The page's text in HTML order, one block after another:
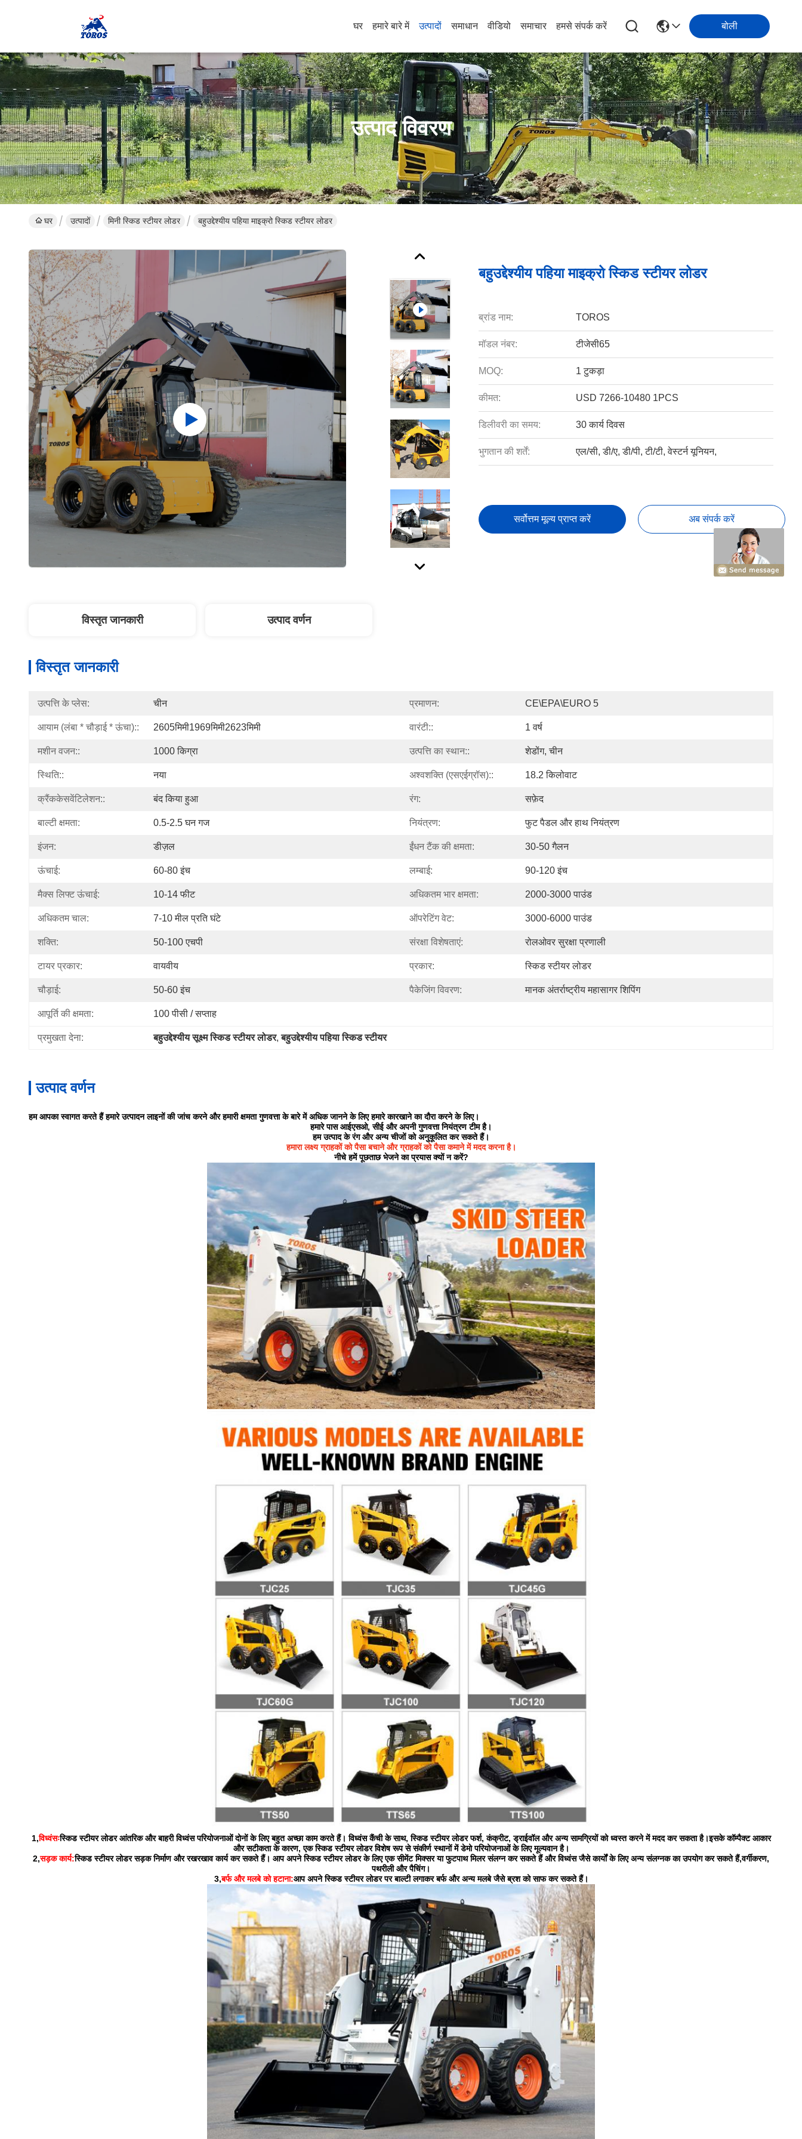
घर हमारे बारे में उत्पादों समाधान वीडियो समाचार हमसे संपर्क करें बोली
उत्पाद विवरण
घर उत्पादों मिनी स्किड स्टीयर लोडर बहुउद्देश्यीय पहिया माइक्रो स्किड स्टीयर लोडर
बहुउद्देश्यीय पहिया माइक्रो स्किड स्टीयर लोडर
ब्रांड नाम: TOROS
मॉडल नंबर: टीजेसी65
MOQ: 1 टुकड़ा
कीमत: USD 7266-10480 1PCS
डिलीवरी का समय: 30 कार्य दिवस
भुगतान की शर्तें: एल/सी, डी/ए, डी/पी, टी/टी, वेस्टर्न यूनियन,
सर्वोत्तम मूल्य प्राप्त करें अब संपर्क करें
विस्तृत जानकारी उत्पाद वर्णन
विस्तृत जानकारी
उत्पत्ति के प्लेस: चीन प्रमाणन: CE\EPA\EURO 5
आयाम (लंबा * चौड़ाई * ऊंचा):: 2605मिमी1969मिमी2623मिमी वारंटी:: 1 वर्ष
मशीन वजन:: 1000 किग्रा उत्पत्ति का स्थान:: शेडोंग, चीन
स्थिति:: नया अश्वशक्ति (एसएईग्रॉस):: 18.2 किलोवाट
क्रैंककेसवेंटिलेशन:: बंद किया हुआ रंग: सफ़ेद
बाल्टी क्षमता: 0.5-2.5 घन गज नियंत्रण: फुट पैडल और हाथ नियंत्रण
इंजन: डीज़ल ईंधन टैंक की क्षमता: 30-50 गैलन
ऊंचाई: 60-80 इंच लम्बाई: 90-120 इंच
मैक्स लिफ्ट ऊंचाई: 10-14 फीट अधिकतम भार क्षमता: 2000-3000 पाउंड
अधिकतम चाल: 7-10 मील प्रति घंटे ऑपरेटिंग वेट: 3000-6000 पाउंड
शक्ति: 50-100 एचपी संरक्षा विशेषताएं: रोलओवर सुरक्षा प्रणाली
टायर प्रकार: वायवीय प्रकार: स्किड स्टीयर लोडर
चौड़ाई: 50-60 इंच पैकेजिंग विवरण: मानक अंतर्राष्ट्रीय महासागर शिपिंग
आपूर्ति की क्षमता: 100 पीसी / सप्ताह
प्रमुखता देना: बहुउद्देश्यीय सूक्ष्म स्किड स्टीयर लोडर, बहुउद्देश्यीय पहिया स्किड स्टीयर
उत्पाद वर्णन
हम आपका स्वागत करते हैं हमारे उत्पादन लाइनों की जांच करने और हमारी क्षमता गुणवत्ता के बारे में अधिक जानने के लिए हमारे कारखाने का दौरा करने के लिए।
हमारे पास आईएसओ, सीई और अपनी गुणवत्ता नियंत्रण टीम है।
हम उत्पाद के रंग और अन्य चीजों को अनुकूलित कर सकते हैं।
हमारा लक्ष्य ग्राहकों को पैसा बचाने और ग्राहकों को पैसा कमाने में मदद करना है।
नीचे हमें पूछताछ भेजने का प्रयास क्यों न करें?
1,विध्वंसःस्किड स्टीयर लोडर आंतरिक और बाहरी विध्वंस परियोजनाओं दोनों के लिए बहुत अच्छा काम करते हैं। विध्वंस कैंची के साथ, स्किड स्टीयर लोडर फर्श, कंक्रीट, ड्राईवॉल और अन्य सामग्रियों को ध्वस्त करने में मदद कर सकता है।इसके कॉम्पैक्ट आकार
और सटीकता के कारण, एक स्किड स्टीयर लोडर विशेष रूप से संकीर्ण स्थानों में डेमो परियोजनाओं के लिए मूल्यवान है।
2,सड़क कार्य:स्किड स्टीयर लोडर सड़क निर्माण और रखरखाव कार्य कर सकते हैं। आप अपने स्किड स्टीयर लोडर के लिए एक सीमेंट मिक्सर या फुटपाथ मिलर संलग्न कर सकते हैं और विध्वंस जैसे कार्यों के लिए अन्य संलग्नक का उपयोग कर सकते हैं,वर्गीकरण,
पथरीली और पैचिंग।
3,बर्फ और मलबे को हटाना:आप अपने स्किड स्टीयर लोडर पर बाल्टी लगाकर बर्फ और अन्य मलबे जैसे ब्रश को साफ कर सकते हैं।